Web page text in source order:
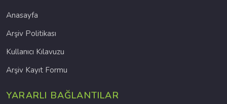
Anasayfa
Arşiv Politikası
Kullanıcı Kılavuzu
Arşiv Kayıt Formu
YARARLI BAĞLANTILAR